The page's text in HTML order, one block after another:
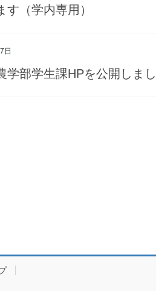
す（学内専用）
日
学部学生課HPを公開しまし